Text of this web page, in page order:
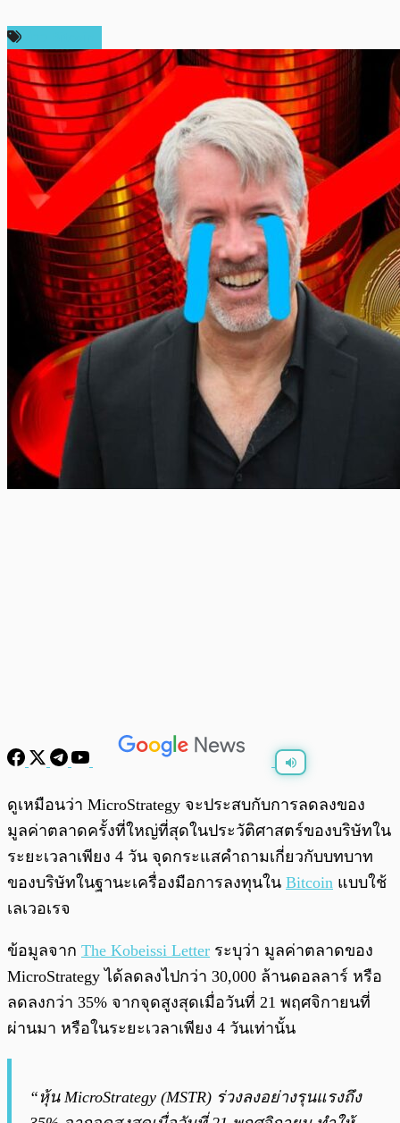
พร้อมเล่น
ดูเหมือนว่า MicroStrategy จะประสบกับการลดลงของ
มูลค่าตลาดครั้งที่ใหญ่ที่สุดในประวัติศาสตร์ของบริษัทใน
ระยะเวลาเพียง 4 วัน จุดกระแสคำถามเกี่ยวกับบทบาท
ของบริษัทในฐานะเครื่องมือการลงทุนใน Bitcoin แบบใช้
เลเวอเรจ
ข้อมูลจาก The Kobeissi Letter ระบุว่า มูลค่าตลาดของ
MicroStrategy ได้ลดลงไปกว่า 30,000 ล้านดอลลาร์ หรือ
ลดลงกว่า 35% จากจุดสูงสุดเมื่อวันที่ 21 พฤศจิกายนที่
ผ่านมา หรือในระยะเวลาเพียง 4 วันเท่านั้น
“หุ้น MicroStrategy (MSTR) ร่วงลงอย่างรุนแรงถึง